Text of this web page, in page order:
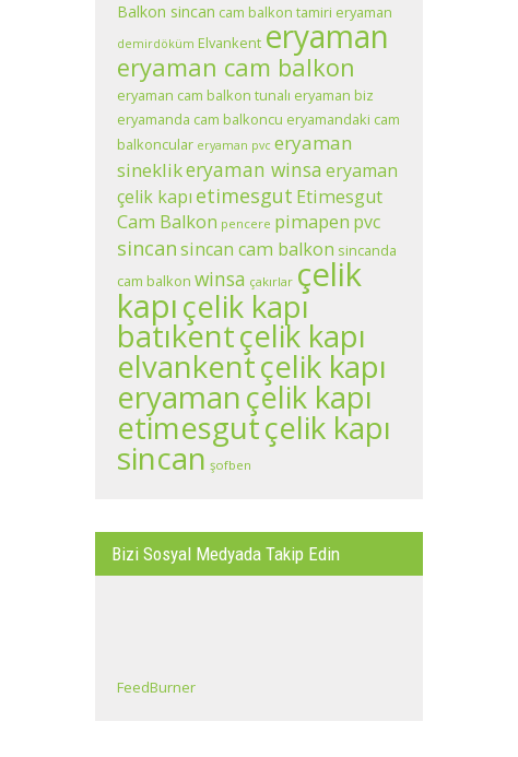
Balkon sincan cam balkon tamiri eryaman
demirdöküm Elvankent eryaman
eryaman cam balkon
eryaman cam balkon tunalı eryaman biz
eryamanda cam balkoncu eryamandaki cam
balkoncular eryaman pvc eryaman
sineklikeryaman winsa eryaman
çelik kapı etimesgut Etimesgut
Cam Balkon pencere pimapen pvc
sincansincan cam balkon sincanda
cam balkon winsa çakırlar çelik
kapıçelik kapı
batıkentçelik kapı
elvankentçelik kapı
eryamançelik kapı
etimesgutçelik kapı
sincan şofben
Bizi Sosyal Medyada Takip Edin
FeedBurner